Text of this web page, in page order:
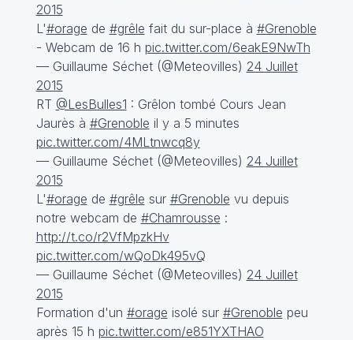
2015
L'#orage de #grêle fait du sur-place à #Grenoble
- Webcam de 16 h pic.twitter.com/6eakE9NwTh
— Guillaume Séchet (@Meteovilles) 24 Juillet
2015
RT @LesBulles1 : Grêlon tombé Cours Jean
Jaurès à #Grenoble il y a 5 minutes
pic.twitter.com/4MLtnwcq8y
— Guillaume Séchet (@Meteovilles) 24 Juillet
2015
L'#orage de #grêle sur #Grenoble vu depuis
notre webcam de #Chamrousse :
http://t.co/r2VfMpzkHv
pic.twitter.com/wQoDk495vQ
— Guillaume Séchet (@Meteovilles) 24 Juillet
2015
Formation d'un #orage isolé sur #Grenoble peu
après 15 h pic.twitter.com/e851YXTHAO